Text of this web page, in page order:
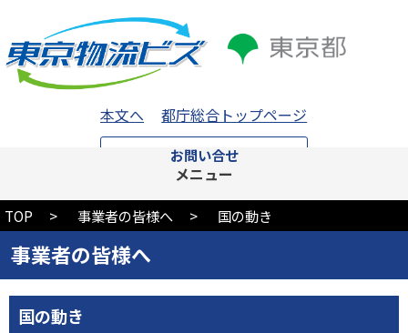
本文へ 都庁総合トップページ
お問い合せ
メニュー
TOP 事業者の皆様へ 国の動き
事業者の皆様へ
国の動き